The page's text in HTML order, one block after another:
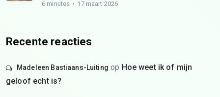
6 minutes 17 maart 2026
Recente reacties
Madeleen Bastiaans-Luiting op Hoe weet ik of mijn
geloof echt is?